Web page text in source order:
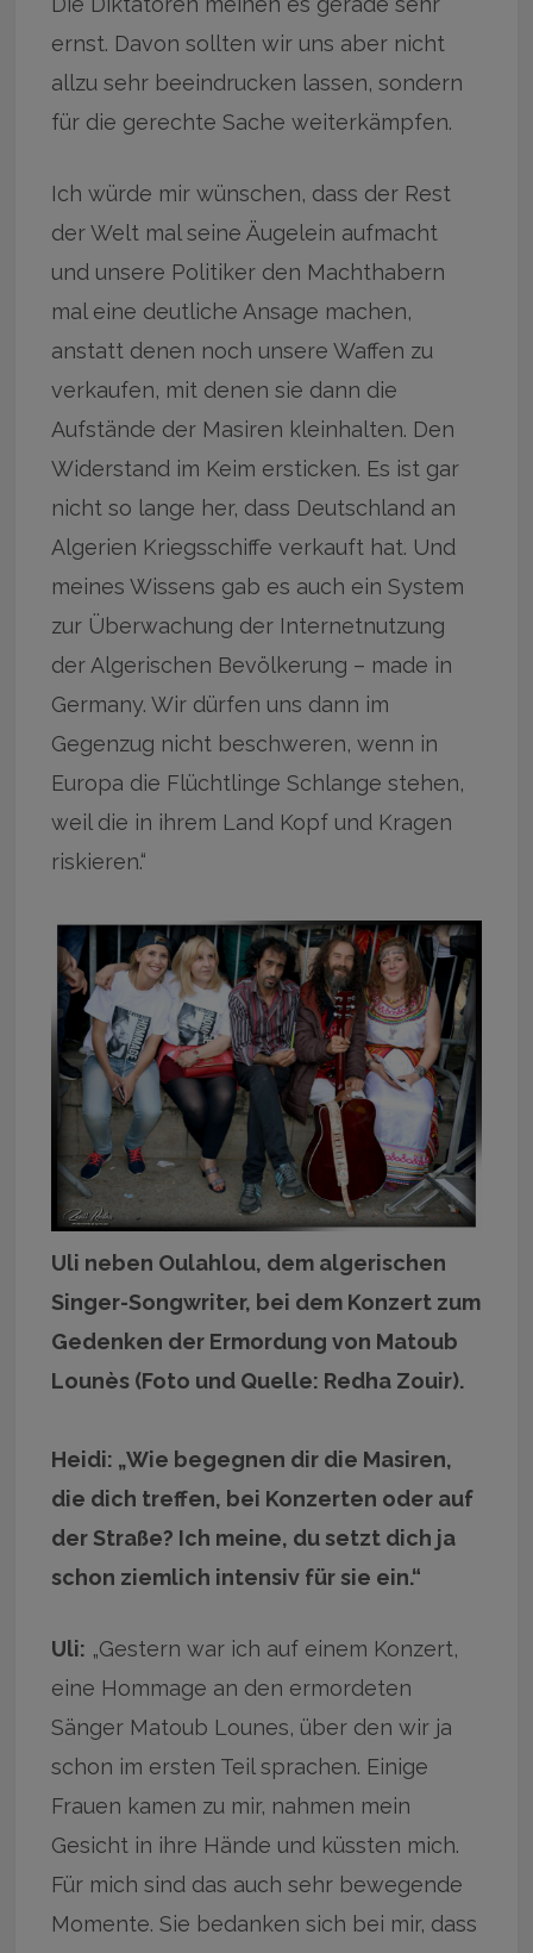
ernst. Davon sollten wir uns aber nicht
allzu sehr beeindrucken lassen, sondern
für die gerechte Sache weiterkämpfen.
Ich würde mir wünschen, dass der Rest
der Welt mal seine Äugelein aufmacht
und unsere Politiker den Machthabern
mal eine deutliche Ansage machen,
anstatt denen noch unsere Waffen zu
verkaufen, mit denen sie dann die
Aufstände der Masiren kleinhalten. Den
Widerstand im Keim ersticken. Es ist gar
nicht so lange her, dass Deutschland an
Algerien Kriegsschiffe verkauft hat. Und
meines Wissens gab es auch ein System
zur Überwachung der Internetnutzung
der Algerischen Bevölkerung – made in
Germany. Wir dürfen uns dann im
Gegenzug nicht beschweren, wenn in
Europa die Flüchtlinge Schlange stehen,
weil die in ihrem Land Kopf und Kragen
riskieren.“
Uli neben Oulahlou, dem algerischen
Singer-Songwriter, bei dem Konzert zum
Gedenken der Ermordung von Matoub
Lounès (Foto und Quelle: Redha Zouir).
Heidi: „Wie begegnen dir die Masiren,
die dich treffen, bei Konzerten oder auf
der Straße? Ich meine, du setzt dich ja
schon ziemlich intensiv für sie ein.“
Uli: „Gestern war ich auf einem Konzert,
eine Hommage an den ermordeten
Sänger Matoub Lounes, über den wir ja
schon im ersten Teil sprachen. Einige
Frauen kamen zu mir, nahmen mein
Gesicht in ihre Hände und küssten mich.
Für mich sind das auch sehr bewegende
Momente. Sie bedanken sich bei mir, dass